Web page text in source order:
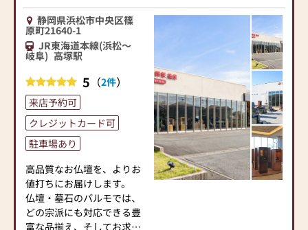
のセットや個別のアイテム
も豊富に揃えております。
お好みやご自宅のお仏壇に
合わせて、お求めいただけ
当店の魅力は、品質と価格
のバランスです。品質に妥
協せず、お求めやすい価格
を実現しています。お客様
に長くご利用いただけるよ
り扱っておりますので、安
心してお買い物をお楽しみ
いただけます。
また、スタッフ一同、お客
力で、代々のご先祖様をお
祀りするにふさわしい格式
を備えています。
一方で唐木仏壇は、紫檀・
黒檀・欅（けやき）など、
銘木が持つ深い艶と温もり
が特徴。木目の美しさと重
厚感が、心落ち着く祈りの
空間を演出します。
職人の技と歴史が息づく
「金仏壇」や「唐木仏壇」
を幅広く取り揃え、ご宗派
やお部屋の雰囲気に合わせ
て、最適な一基をご提案い
たします。
各宗寺院用仏具一式
当店は、明治24年からお仏
壇・仏具一筋に歩んでまい
おかげさまで、皆様にご満
足と信頼を頂き心より感謝
しております。
伝統の名古屋仏壇から、京
型仏壇、唐木仏壇、家具調
おります。少しでも、仏教
の信仰へのご縁の架け橋と
なれますようにと思ってお
ります。仏壇・仏具の品質
静岡県浜松市中央区篠
原町21640-1
JR東海道本線(浜松～
岐阜) 高塚駅
5 （2件）
来店予約可
クレジットカード可
駐車場あり
高品質なお仏壇を、よりお
値打ちにお届けします。
仏壇・墓石のパルモでは、
どの宗派にも対応できる豊
富な品揃え、そしてお求め